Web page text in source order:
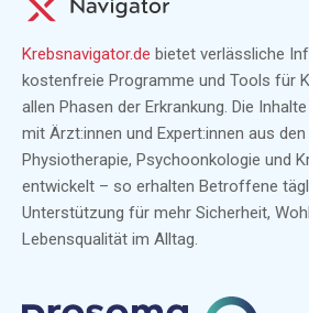
Krebsnavigator.de bietet verlässliche
kostenfreie Programme und Tools für
allen Phasen der Erkrankung. Die
mit Ärzt:innen und Expert:innen aus
Physiotherapie, Psychoonkologie und
entwickelt – so erhalten Betroffene
Unterstützung für mehr Sicherheit,
Lebensqualität im Alltag.